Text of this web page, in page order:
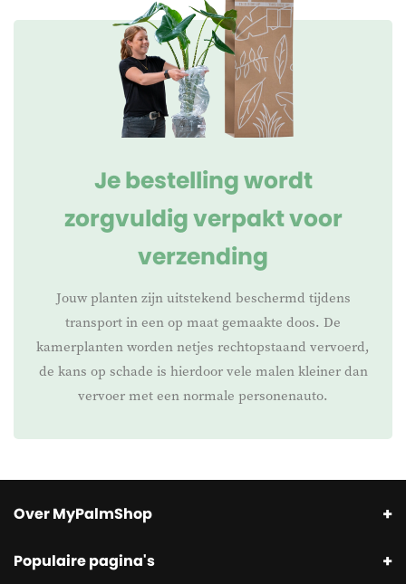
Je bestelling wordt
zorgvuldig verpakt voor
verzending
Jouw planten zijn uitstekend beschermd tijdens
transport in een op maat gemaakte doos. De
kamerplanten worden netjes rechtopstaand vervoerd,
de kans op schade is hierdoor vele malen kleiner dan
vervoer met een normale personenauto.
Over MyPalmShop
Populaire pagina's